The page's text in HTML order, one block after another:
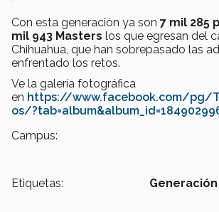
Con esta generación ya son 7 mil 285
mil 943 Masters los que egresan del
Chihuahua, que han sobrepasado las
enfrentado los retos.
Ve la galería fotográfica
en https://www.facebook.com/pg/
os/
Campus:
Etiquetas: Generación